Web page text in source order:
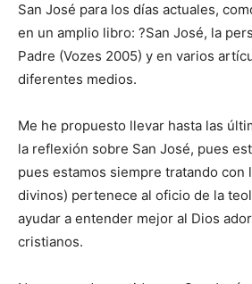
San José para los días actuales,
en un amplio libro: ?San José, la
Padre (Vozes 2005) y en varios
diferentes medios.
Me he propuesto llevar hasta las
la reflexión sobre San José, pues
pues estamos siempre tratando con
divinos) pertenece al oficio de la
ayudar a entender mejor al Dios
cristianos.